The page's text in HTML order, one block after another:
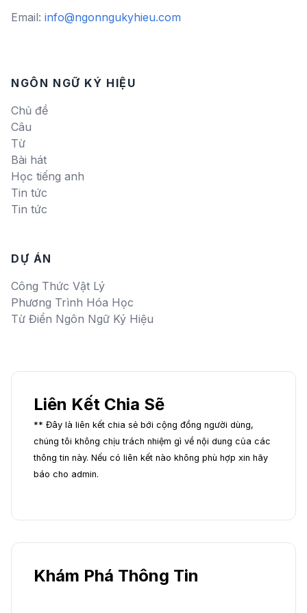
Email: info@ngonngukyhieu.com
NGÔN NGỮ KÝ HIỆU
Chủ đề
Câu
Từ
Bài hát
Học tiếng anh
Tin tức
Tin tức
DỰ ÁN
Công Thức Vật Lý
Phương Trình Hóa Học
Từ Điển Ngôn Ngữ Ký Hiệu
Liên Kết Chia Sẽ
** Đây là liên kết chia sẻ bới cộng đồng người dùng,
chúng tôi không chịu trách nhiệm gì về nội dung của các
thông tin này. Nếu có liên kết nào không phù hợp xin hãy
báo cho admin.
Khám Phá Thông Tin